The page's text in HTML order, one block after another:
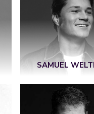
SAMUEL